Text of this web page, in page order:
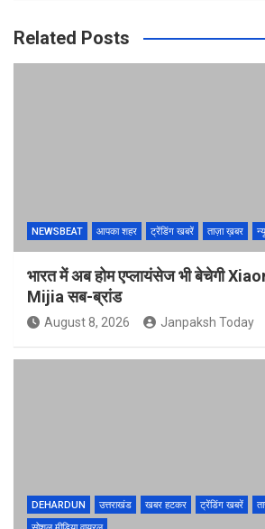
Related Posts
NEWSBEAT आपका शहर ट्रेंडिंग खबरें ताज़ा ख़बर
भारत में अब होम एप्लायंसेज भी बेचेगी
Mijia सब-ब्रांड
August 8, 2026 Janpaksh Today
DEHARDUN उत्तराखंड खबर हटकर ट्रेंडिंग खबरें